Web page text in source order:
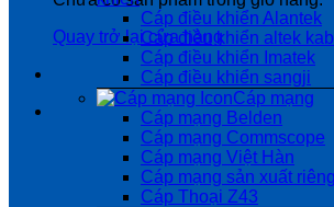
Quay trở lại cửa hàng
Cáp điều khiển Alantek
Cáp điều khiển altek
Cáp điều khiển Imatek
Cáp điều khiển sangji
Cáp mạng
Cáp mạng Belden
Cáp mạng Commscope
Cáp mạng Việt Hàn
Cáp mạng sản xuất riêng
Cáp Thoại Z43